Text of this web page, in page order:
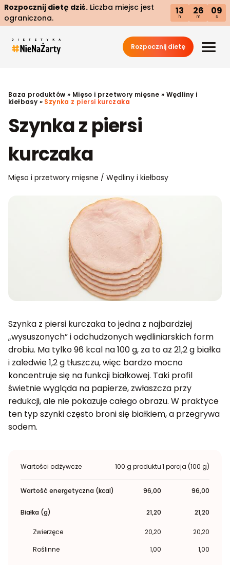
Rozpocznij dietę dziś. Liczba miejsc jest
ograniczona.
13
h
26
m
08
s
Rozpocznij dietę
Baza produktów » Mięso i przetwory mięsne » Wędliny i
kiełbasy » Szynka z piersi kurczaka
Szynka z piersi
kurczaka
Mięso i przetwory mięsne / Wędliny i kiełbasy
Szynka z piersi kurczaka to jedna z najbardziej
„wysuszonych” i odchudzonych wędliniarskich form
drobiu. Ma tylko 96 kcal na 100 g, za to aż 21,2 g białka
i zaledwie 1,2 g tłuszczu, więc bardzo mocno
koncentruje się na funkcji białkowej. Taki profil
świetnie wygląda na papierze, zwłaszcza przy
redukcji, ale nie pokazuje całego obrazu. W praktyce
ten typ szynki często broni się białkiem, a przegrywa
sodem.
Wartości odżywcze 100 g produktu1 porcja (100 g)
Wartość energetyczna (kcal) 96,00 96,00
Białka (g) 21,20 21,20
Zwierzęce 20,20
20,20
Roślinne
1,00 1,00